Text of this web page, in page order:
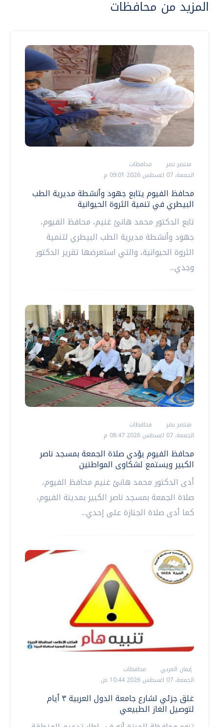
المزيد من محافظات
منتصر نضر
محافظات
الجمعة، 07 اغسطس 2026 09:01 م
محافظ الفيوم يتابع جهود وأنشطة مديرية الطب
البيطري في تنمية الثروة الحيوانية
تابع الدكتور محمد هانئ غنيم، محافظ الفيوم،
جهود وأنشطة مديرية الطب البيطري لتنمية
الثروة الحيوانية، والتي استعرضها تقرير الدكتور
وجدي...
منتصر نضر
محافظات
الجمعة، 07 اغسطس 2026 08:47 م
محافظ الفيوم يؤدي صلاة الجمعة بمسجد ناصر
الكبير ويستمع لشكاوى المواطنين
أدى الدكتور محمد هانئ غنيم محافظ الفيوم،
صلاة الجمعة بمسجد ناصر الكبير بمدينة الفيوم،
كما أدى صلاة الجنازة على إحدي...
إيمان العربي
محافظات
الجمعة، 07 اغسطس 2026 10:44 ص
غلق جزئي لشارع جامعة الدول العربية ٣ أيام
لتوصيل الغاز الطبيعي